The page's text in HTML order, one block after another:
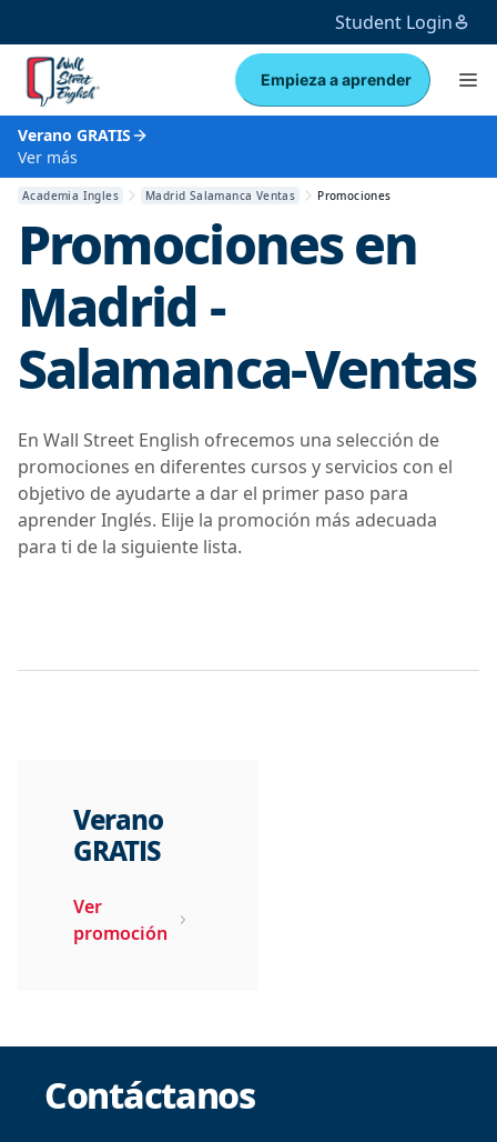
Student Login
Empieza a aprender
Verano GRATIS
Ver más
Academia Ingles Madrid Salamanca Ventas Promociones
Promociones en
Madrid -
Salamanca-Ventas
En Wall Street English ofrecemos una selección de
promociones en diferentes cursos y servicios con el
objetivo de ayudarte a dar el primer paso para
aprender Inglés. Elije la promoción más adecuada
para ti de la siguiente lista.
Verano
GRATIS
Ver
promoción
Contáctanos